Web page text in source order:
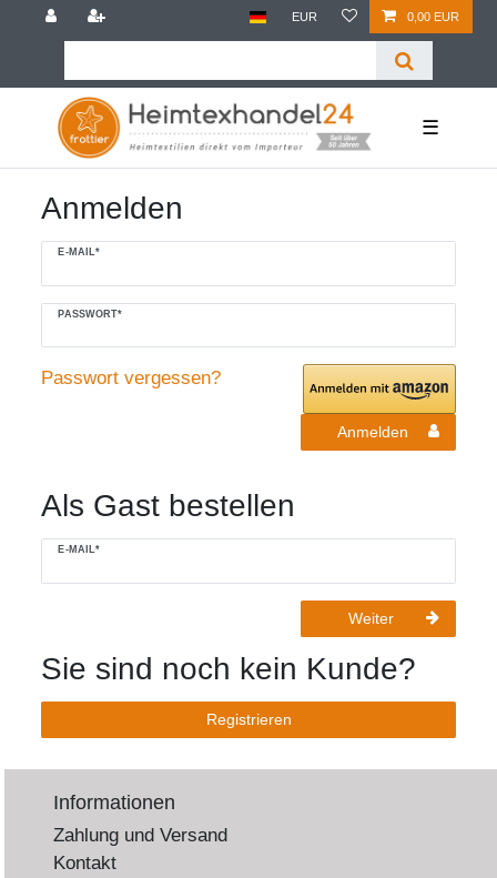
EUR 0,00 EUR
☰
Anmelden
E-MAIL*
PASSWORT*
Passwort vergessen?
Anmelden
Als Gast bestellen
E-MAIL*
Weiter
Sie sind noch kein Kunde?
Registrieren
Informationen
Zahlung und Versand
Kontakt